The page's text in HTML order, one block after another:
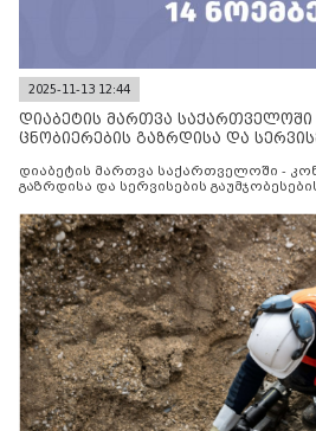
2025-11-13 12:44
დიაბეტის მართვა საქართველოში
ცნობიერების გაზრდისა და
დიაბეტის მართვა საქართველოში -
გაზრდისა და სერვისების